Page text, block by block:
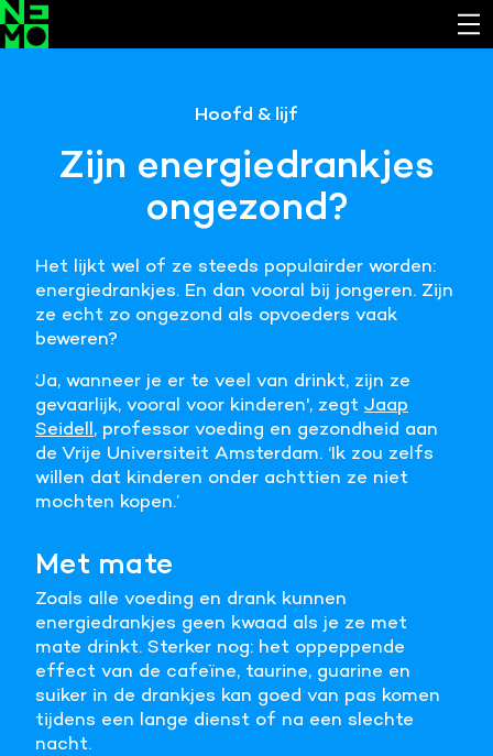
Hoofd & lijf
Zijn energiedrankjes
ongezond?
Het lijkt wel of ze steeds populairder worden:
energiedrankjes. En dan vooral bij jongeren. Zijn
ze echt zo ongezond als opvoeders vaak
beweren?
‘Ja, wanneer je er te veel van drinkt, zijn ze
gevaarlijk, vooral voor kinderen', zegt Jaap
Seidell, professor voeding en gezondheid aan
de Vrije Universiteit Amsterdam. ‘Ik zou zelfs
willen dat kinderen onder achttien ze niet
mochten kopen.’
Met mate
Zoals alle voeding en drank kunnen
energiedrankjes geen kwaad als je ze met
mate drinkt. Sterker nog: het oppeppende
effect van de cafeïne, taurine, guarine en
suiker in de drankjes kan goed van pas komen
tijdens een lange dienst of na een slechte
nacht.
Noodzakelijk om de website laten werken.
Cookies van derde partijen
Noodzakelijk om content van externe bronnen te
Analystische cookies
Analyseert het websitegebruik en helpt de website
verbeteren.
Verzamelt informatie over de klantreis.
Deze website maakt gebruik van cookies. Pas hier
je voorkeuren aan.
Alle cookies accepteren
Voorkeuren opslaan